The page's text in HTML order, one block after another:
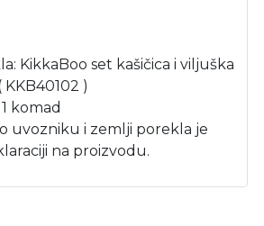
KikkaBoo set kašičica i viljuška
)
komad
uvozniku i zemlji porekla je
na proizvodu.